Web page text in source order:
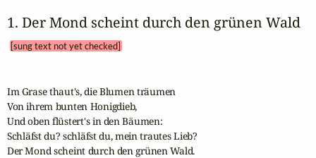
1. Der Mond scheint durch den grünen Wald
[sung text not yet checked]
Im Grase thaut's, die Blumen träumen
Von ihrem bunten Honigdieb,
Und oben flüstert's in den Bäumen:
Schläfst du? schläfst du, mein trautes Lieb?
Der Mond scheint durch den grünen Wald.